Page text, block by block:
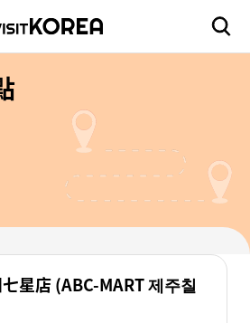
星店 (ABC-MART 제주칠